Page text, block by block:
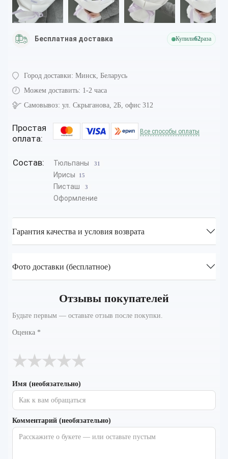
Бесплатная доставка Купили62раза
Город доставки: Минск, Беларусь
Можем доставить: 1-2 часа
Самовывоз: ул. Скрыганова, 2Б, офис 312
Простая
оплата:
Все способы оплаты
Состав: Тюльпаны 31
Ирисы 15
Писташ 3
Оформление
Гарантия качества и условия возврата
Фото доставки (бесплатное)
Отзывы покупателей
Будьте первым — оставьте отзыв после покупки.
Оценка *
★
★
★
★
★
Имя (необязательно)
Комментарий (необязательно)